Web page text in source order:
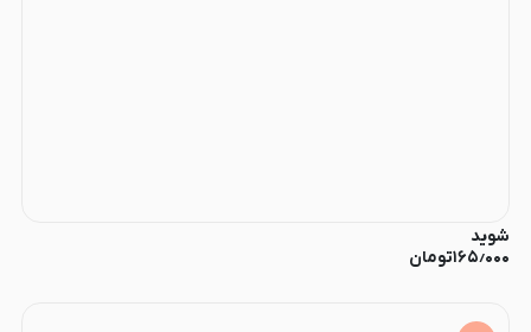
شوید
۱۶۵٫۰۰۰تومان